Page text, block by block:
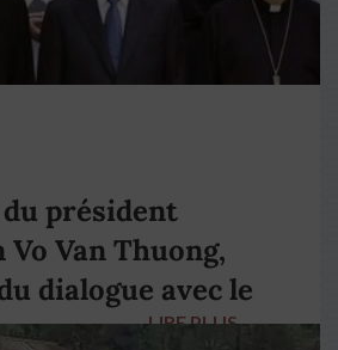
président
Van Thuong,
dialogue avec le
LIRE PLUS →